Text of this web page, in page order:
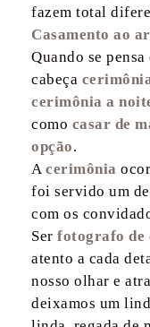
fazem total
Casamento ao ar
Quando se
cabeça
cerimônia a
como casar de
opção.
Acerimônia
foi servido um
com os
Serfotografo de
atento a cada
nosso olhar e
deixamos um